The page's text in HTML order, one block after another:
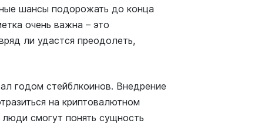
шансы подорожать до конца
очень важна – это
ли удастся преодолеть,
годом стейблкоинов. Внедрение
на криптовалютном
смогут понять сущность